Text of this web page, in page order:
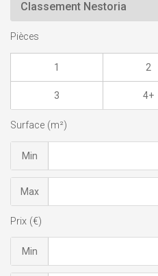
Pièces
1 2
3 4+
Surface (m²)
Min
Max
Prix (€)
Min